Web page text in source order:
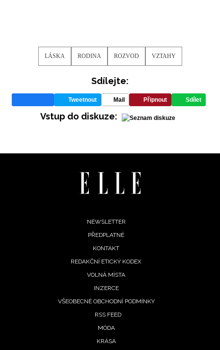
NEWSLETTER
Přihlášením k newsletteru souhlasíte s
LÁSKA RODINA ROZVOD VZTAHY
Sdílejte:
Tweetnout Mail Připnout Sdílet
Vstup do diskuze:
NEWSLETTER
PŘEDPLATNÉ
KONTAKT
REDAKČNÍ ETICKÝ KODEX
VOLNÁ MÍSTA
INZERCE
VŠEOBECNÉ OBCHODNÍ PODMÍNKY
RSS FEED
MÓDA
KRÁSA